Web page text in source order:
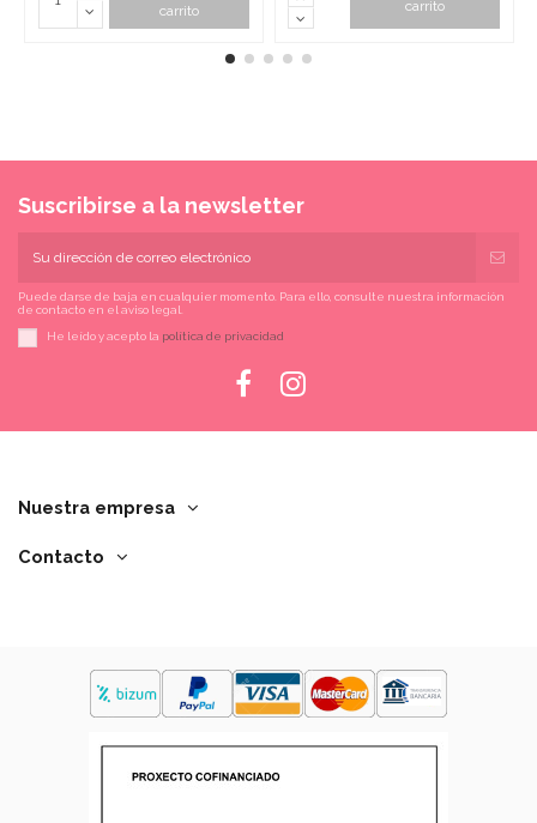
carrito
carrito
Suscribirse a la newsletter
Puede darse de baja en cualquier momento. Para ello, consulte nuestra información
de contacto en el aviso legal.
He leído y acepto la política de privacidad
Nuestra empresa
Contacto